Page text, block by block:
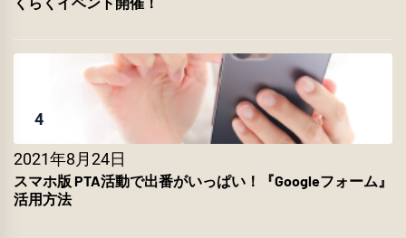
4
2021年8月24日
スマホ版 PTA活動で出番がいっぱい！『Googleフォーム』
活用方法